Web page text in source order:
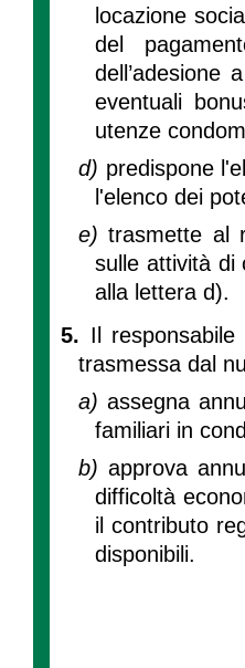
locazione
del
dell’adesione
eventuali
utenze
d) predispone
l'elenco dei
e)trasmette al
sulle attività di
alla lettera d).
5. Il
trasmessa dal
a) assegna
familiari in
b) approva
difficoltà
il contributo
disponibili.